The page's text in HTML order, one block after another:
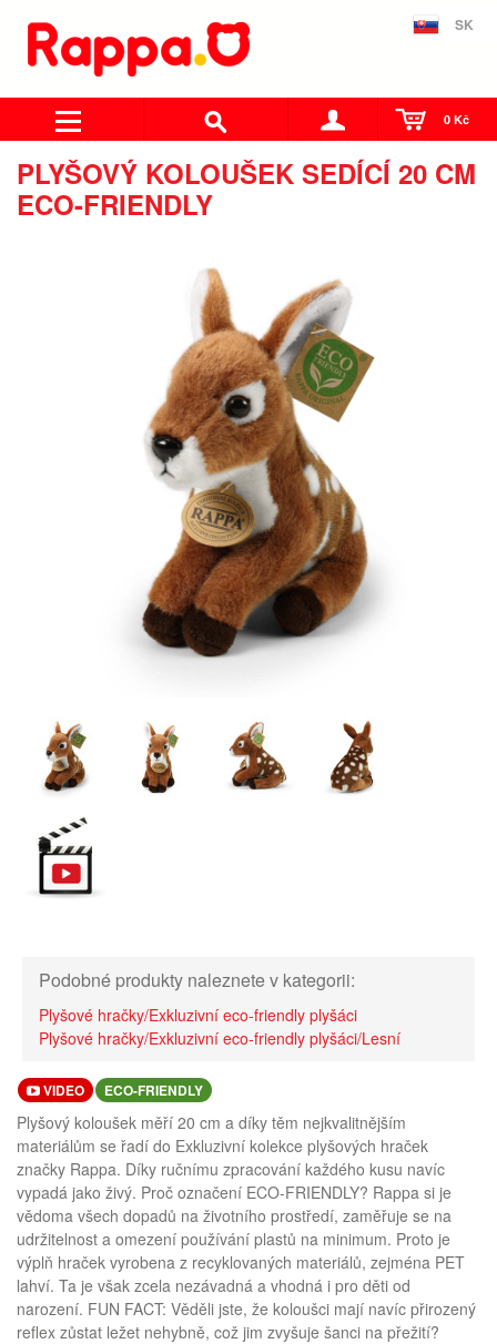
SK
0 Kč
PLYŠOVÝ KOLOUŠEK SEDÍCÍ 20 CM
ECO-FRIENDLY
Podobné produkty naleznete v kategorii:
Plyšové hračky/Exkluzivní eco-friendly plyšáci
Plyšové hračky/Exkluzivní eco-friendly plyšáci/Lesní
VIDEO ECO-FRIENDLY
Plyšový koloušek měří 20 cm a díky těm nejkvalitnějším
materiálům se řadí do Exkluzivní kolekce plyšových hraček
značky Rappa. Díky ručnímu zpracování každého kusu navíc
vypadá jako živý. Proč označení ECO-FRIENDLY? Rappa si je
vědoma všech dopadů na životního prostředí, zaměřuje se na
udržitelnost a omezení používání plastů na minimum. Proto je
výplň hraček vyrobena z recyklovaných materiálů, zejména PET
lahví. Ta je však zcela nezávadná a vhodná i pro děti od
narození. FUN FACT: Věděli jste, že koloušci mají navíc přirozený
reflex zůstat ležet nehybně, což jim zvyšuje šanci na přežití?